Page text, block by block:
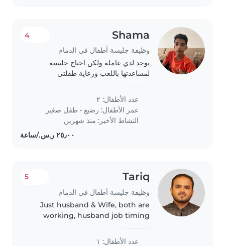
Shama
وظيفة جليسة أطفال في الدمام
4
يوجد لدي عامله ولكن احتاج جليسه
لمساعدتها باللعب ورعاية طفلتي
عدد الأطفال: ٢
عمر الأطفال: رضيع • طفل صغير
النشاط الأخير: منذ شهرين
Tariq
وظيفة جليسة أطفال في الدمام
5
Just husband & Wife, both are
working, husband job timing
timings are from 12 to 9 pm
عدد الأطفال: ١